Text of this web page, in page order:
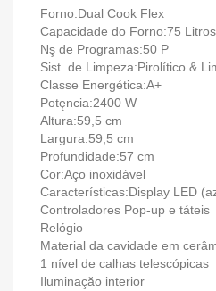
Forno:Dual Cook Flex
Capacidade do Forno:75 Litros
Nş de Programas:50 P
Sist. de Limpeza:Pirolítico &
Classe Energética:A+
Potęncia:2400 W
Altura:59,5 cm
Largura:59,5 cm
Profundidade:57 cm
Cor:Aço inoxidável
Características:Display LED
Controladores Pop-up e táteis
Relógio
Material da cavidade em
1 nível de calhas telescópicas
Iluminaçăo interior